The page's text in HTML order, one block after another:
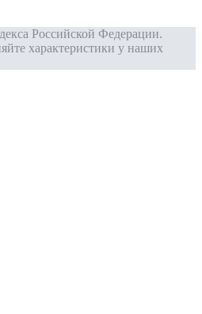
Российской Федерации.
характеристики у наших